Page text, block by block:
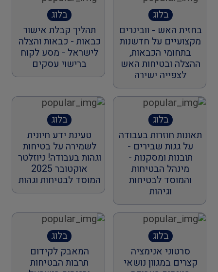
בלוג
בחזית האש - וובינרים
מקצועיים על חדשנות
בתחומי הכבאות,
ההצלה ובטיחות האש
לצפייה ישירה
בלוג
תהליך קבלת אישור
כבאות - כבאות והצלה
לישראל - מסע לקוח
ברישוי עסקים
בלוג
תאונות חוזרות בעבודה
על גגות שבירים -
תובנות ומסקנות -
מינהל הבטיחות
והמוסד לבטיחות
וגיהות
בלוג
טעינת ידע חיונית
לשמירה על בטיחות
וגהות בעבודה! ניוזלטר
אוקטובר 2025
המוסד לבטיחות וגהות
בלוג
סרטוני אנימציה
קצרים במגוון נושאי
בלוג
המאבק לקידום
תרבות הבטיחות